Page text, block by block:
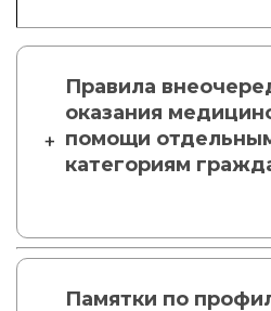
Правила
оказания
помощи
категориям
Памятки по